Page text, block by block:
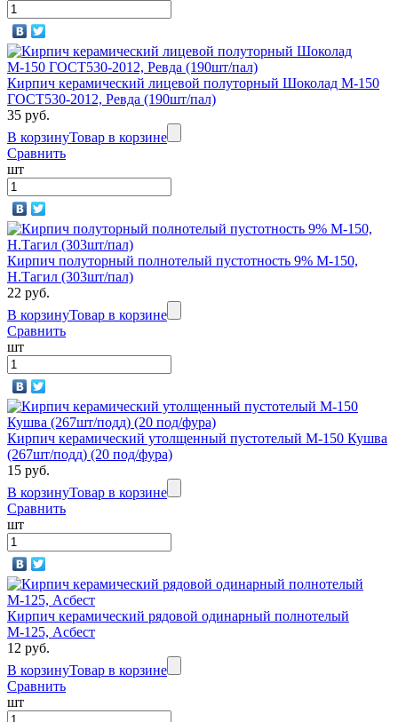
Кирпич керамический лицевой полуторный Шоколад М-150
ГОСТ530-2012, Ревда (190шт/пал)
35 руб.
В корзинуТовар в корзине
Сравнить
шт
Кирпич полуторный полнотелый пустотность 9% М-150,
Н.Тагил (303шт/пал)
22 руб.
В корзинуТовар в корзине
Сравнить
шт
Кирпич керамический утолщенный пустотелый М-150 Кушва
(267шт/подд) (20 под/фура)
15 руб.
В корзинуТовар в корзине
Сравнить
шт
Кирпич керамический рядовой одинарный полнотелый
М-125, Асбест
12 руб.
В корзинуТовар в корзине
Сравнить
шт